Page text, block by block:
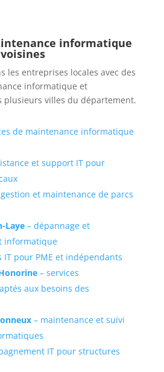
informatique
les entreprises locales avec des
informatique et
plusieurs villes du département.
de maintenance informatique
et support IT pour
et maintenance de parcs
Laye– dépannage et
informatique
IT pour PME et indépendants
– services
aux besoins des
– maintenance et suivi
IT pour structures